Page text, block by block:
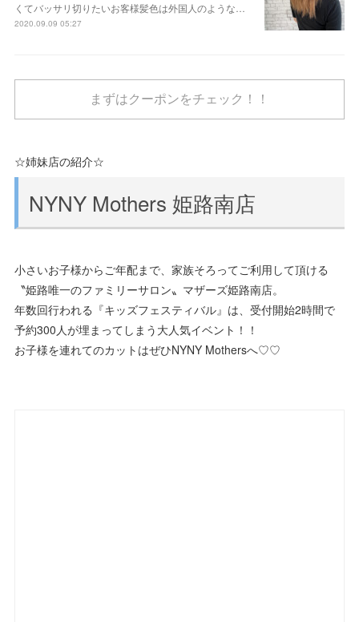
くてバッサリ切りたいお客様髪色は外国人のような…
2020.09.09 05:27
まずはクーポンをチェック！！
☆姉妹店の紹介☆
NYNY Mothers 姫路南店
小さいお子様からご年配まで、家族そろってご利用して頂ける
〝姫路唯一のファミリーサロン〟マザーズ姫路南店。
年数回行われる『キッズフェスティバル』は、受付開始2時間で
予約300人が埋まってしまう大人気イベント！！
お子様を連れてのカットはぜひNYNY Mothersへ♡♡